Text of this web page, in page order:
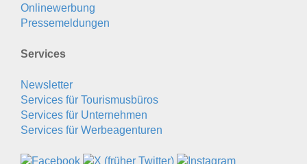
Onlinewerbung
Pressemeldungen
Services
Newsletter
Services für Tourismusbüros
Services für Unternehmen
Services für Werbeagenturen